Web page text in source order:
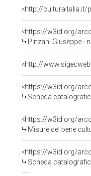
<http://culturaitalia.it/
<https://w3id.org/
Pinzani Giuseppe -
<http://
<https://w3id.org/
Scheda
<https://w3id.org/
Misure del bene
<https://w3id.org/
Scheda